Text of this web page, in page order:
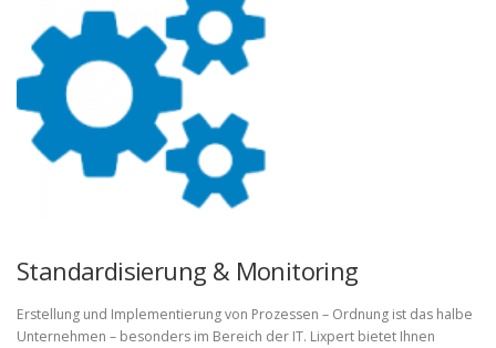
Standardisierung & Monitoring
Erstellung und Implementierung von Prozessen – Ordnung ist das halbe
Unternehmen – besonders im Bereich der IT. Lixpert bietet Ihnen